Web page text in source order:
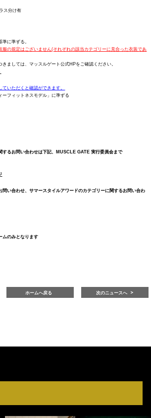
ス分け有
に準ずる。
服の規定はございません(それぞれの該当カテゴリーに見合った衣装であ
ましては、マッスルゲート公式HPをご確認ください。
いただくと確認ができます。
フィットネスモデル」に準ずる
るお問い合わせは下記、MUSCLE GATE 実行委員会まで
い合わせ、サマースタイルアワードのカテゴリーに関するお問い合わ
ムのみとなります
ホームへ戻る 次のニュースへ